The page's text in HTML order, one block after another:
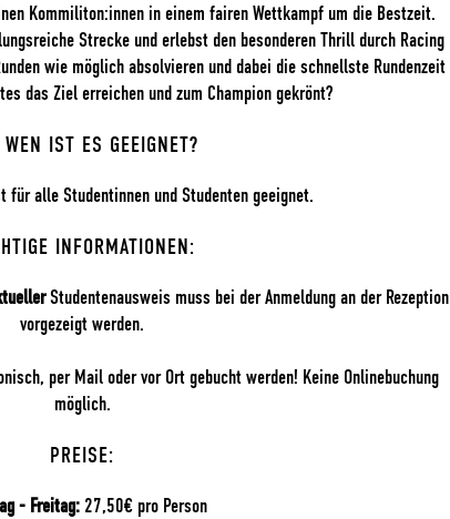
Kommiliton:innen in einem fairen Wettkampf um die Bestzeit.
Strecke und erlebst den besonderen Thrill durch Racing
wie möglich absolvieren und dabei die schnellste Rundenzeit
das Ziel erreichen und zum Champion gekrönt?
WEN IST ES GEEIGNET?
für alle Studentinnen und Studenten geeignet.
INFORMATIONEN:
Studentenausweis muss bei der Anmeldung an der Rezeption
vorgezeigt werden.
per Mail oder vor Ort gebucht werden! Keine Onlinebuchung
möglich.
PREISE:
- Freitag: 27,50€ pro Person